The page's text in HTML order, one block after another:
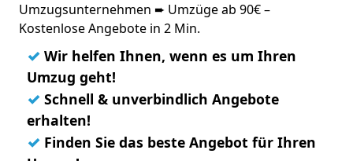
Umzugsunternehmen ➨ Umzüge ab 90€ –
Kostenlose Angebote in 2 Min.
✓ Wir helfen Ihnen, wenn es um Ihren
Umzug geht!
✓ Schnell & unverbindlich Angebote
erhalten!
✓ Finden Sie das beste Angebot für Ihren